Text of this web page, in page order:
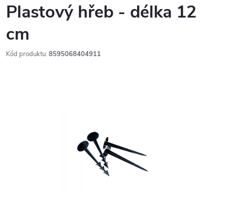
Plastový hřeb - délka 12
cm
Kód produktu: 8595068404911